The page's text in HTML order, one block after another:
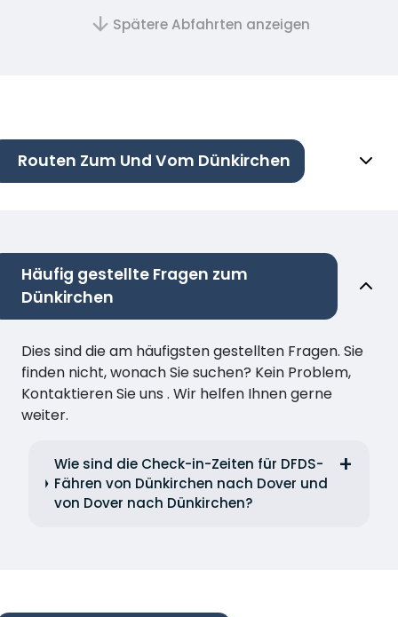
Spätere Abfahrten anzeigen
Routen Zum Und Vom Dünkirchen
Häufig gestellte Fragen zum
Dünkirchen
Dies sind die am häufigsten gestellten Fragen. Sie
finden nicht, wonach Sie suchen? Kein Problem,
Kontaktieren Sie uns . Wir helfen Ihnen gerne
weiter.
Wie sind die Check-in-Zeiten für DFDS-
Fähren von Dünkirchen nach Dover und
von Dover nach Dünkirchen?